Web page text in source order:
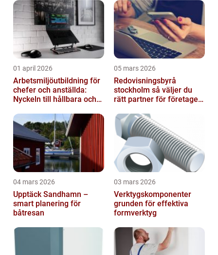
01 april 2026
Arbetsmiljöutbildning för
chefer och anställda:
Nyckeln till hållbara och
05 mars 2026
Redovisningsbyrå
stockholm så väljer du
rätt partner för företagets
04 mars 2026
Upptäck Sandhamn –
smart planering för
båtresan
03 mars 2026
Verktygskomponenter
grunden för effektiva
formverktyg